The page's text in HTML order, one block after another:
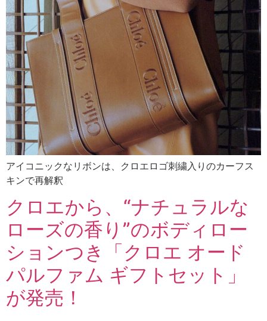
アイコニックなリボンは、クロエロゴ刺繍入りのカーフス
キンで再解釈
クロエから、“ナチュラルな
ローズの香り”のボディロー
ションつき「クロエ オード
パルファム ギフトセット」
が発売！